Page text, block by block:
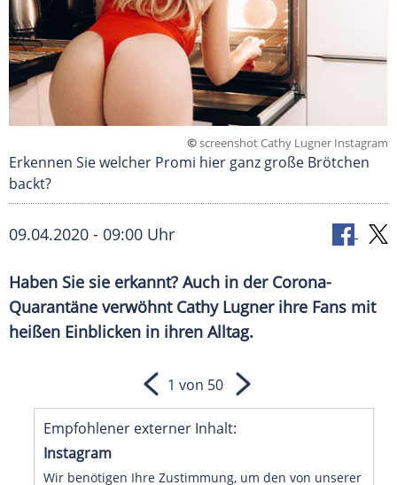
©screenshot Cathy Lugner Instagram
Erkennen Sie welcher Promi hier ganz große Brötchen
backt?
09.04.2020 - 09:00 Uhr
Haben Sie sie erkannt? Auch in der Corona-
Quarantäne verwöhnt Cathy Lugner ihre Fans mit
heißen Einblicken in ihren Alltag.
Empfohlener externer Inhalt:
Instagram
Wir benötigen Ihre Zustimmung, um den von unserer
1 von 50